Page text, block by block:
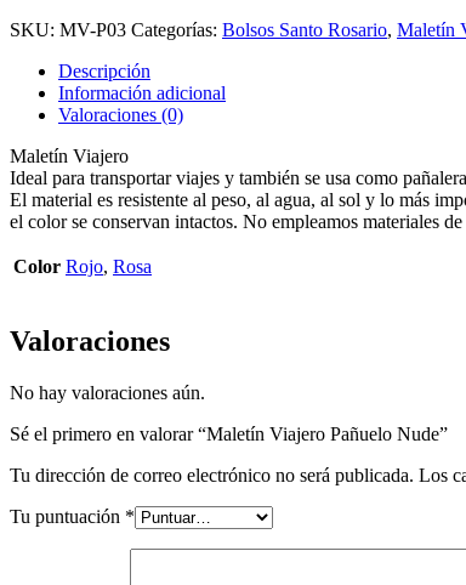
SKU: MV-P03 Categorías: Bolsos Santo Rosario, Maletín
Descripción
Información adicional
Valoraciones (0)
Maletín Viajero
Ideal para transportar viajes y también se usa como
El material es resistente al peso, al agua, al sol y lo más
el color se conservan intactos. No empleamos materiales
Color Rojo, Rosa
Valoraciones
No hay valoraciones aún.
Sé el primero en valorar “Maletín Viajero Pañuelo Nude”
Tu dirección de correo electrónico no será publicada. Los
Tu puntuación *